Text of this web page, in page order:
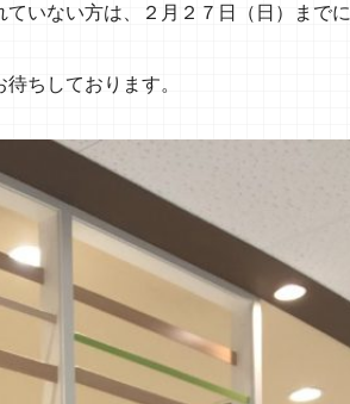
いない方は、２月２７日（日）までに
ちしております。